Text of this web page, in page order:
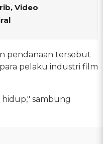
Video
pendanaan tersebut
pelaku industri film
hidup," sambung